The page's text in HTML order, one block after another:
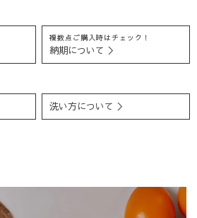
「DO！」してみ
て、ダメなら次
を考える。 そ
ナだけじゃな
く、 今はおばあ
立てて気密性を
だきますが、 そ
の分、届いたと
きのときめきは
長〜〜〜くして
お待ちください
複数点ご購入時はチェック！
納期について ＞
洗い方について ＞